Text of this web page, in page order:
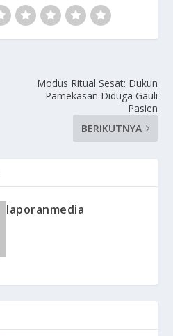
Modus Ritual Sesat: Dukun
Pamekasan Diduga Gauli
Pasien
BERIKUTNYA
laporanmedia